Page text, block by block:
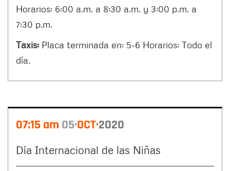
Horarios: 6:00 a.m. a 8:30 a.m. y 3:00 p.m. a
7:30 p.m.
Taxis: Placa terminada en: 5-6 Horarios: Todo el
día.
07:15 am 05 OCT 2020
Día Internacional de las Niñas